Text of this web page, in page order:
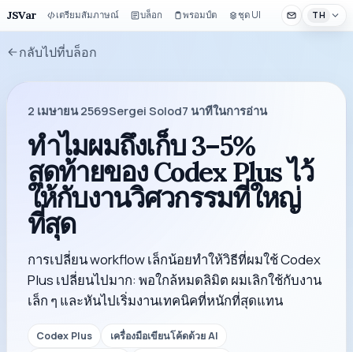
JSVar เตรียมสัมภาษณ์ บล็อก พรอมป์ต ชุด UI TH
กลับไปที่บล็อก
2 เมษายน 2569Sergei Solod7 นาทีในการอ่าน
ทำไมผมถึงเก็บ 3–5%
สุดท้ายของ Codex Plus ไว้
ให้กับงานวิศวกรรมที่ใหญ่
ที่สุด
การเปลี่ยน workflow เล็กน้อยทำให้วิธีที่ผมใช้ Codex
Plus เปลี่ยนไปมาก: พอใกล้หมดลิมิต ผมเลิกใช้กับงาน
เล็ก ๆ และหันไปเริ่มงานเทคนิคที่หนักที่สุดแทน
Codex Plus
เครื่องมือเขียนโค้ดด้วย AI